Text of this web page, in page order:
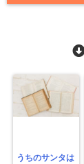
うちのサンタは